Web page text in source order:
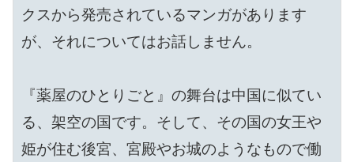
クスから発売されているマンガがあります
が、それについてはお話しません。
『薬屋のひとりごと』の舞台は中国に似てい
る、架空の国です。そして、その国の女王や
姫が住む後宮、宮殿やお城のようなもので働